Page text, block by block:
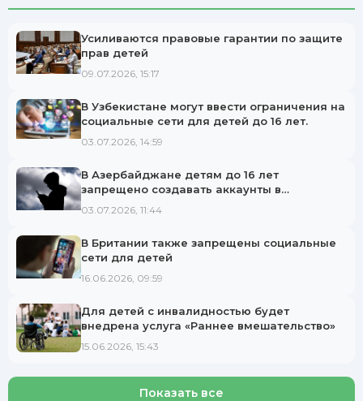
Усиливаются правовые гарантии по защите
прав детей
09.07.2026, 15:17
В Узбекистане могут ввести ограничения на
социальные сети для детей до 16 лет.
03.07.2026, 14:59
В Азербайджане детям до 16 лет
запрещено создавать аккаунты в
03.07.2026, 11:44
В Британии также запрещены социальные
сети для детей
16.06.2026, 09:59
Для детей с инвалидностью будет
внедрена услуга «Раннее вмешательство»
15.06.2026, 15:43
Показать все